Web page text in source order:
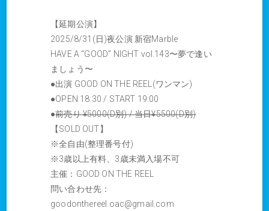
【延期公演】
2025/8/31(日)夜公演 新宿Marble
HAVE A “GOOD” NIGHT vol.143〜夢で逢い
ましょう〜
●出演 GOOD ON THE REEL(ワンマン)
●OPEN 18:30 / START 19:00
●前売り ¥5000(D別) / 当日¥5500(D別)
【SOLD OUT】
※全自由(整理番号付)
※3歳以上有料、3歳未満入場不可
主催：GOOD ON THE REEL
問い合わせ先：
goodonthereel.oac@gmail.com